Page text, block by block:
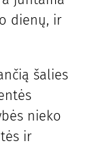
dienų, ir
šalies
nieko
ir